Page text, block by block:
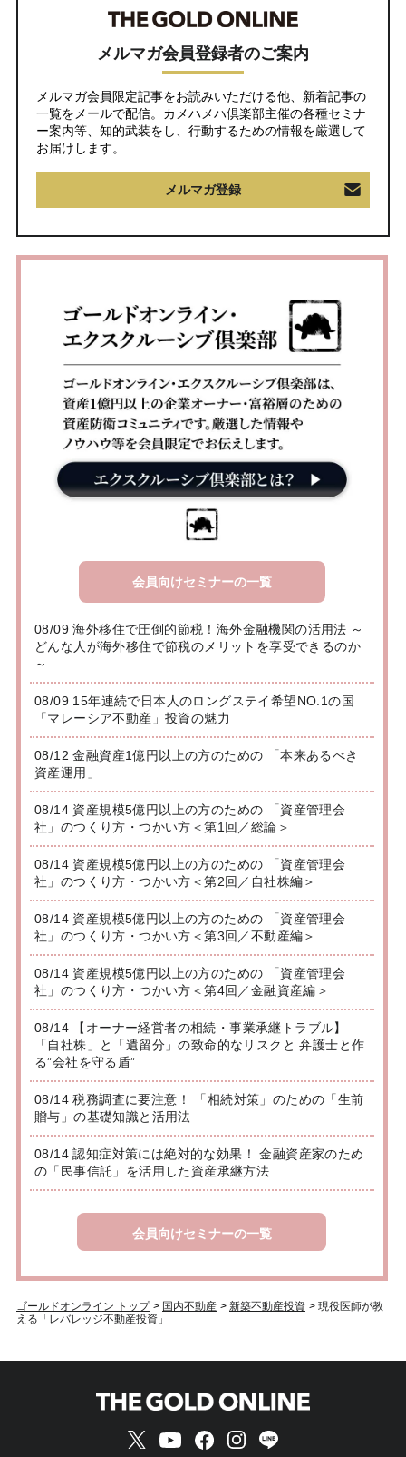
メルマガ会員登録者のご案内
メルマガ会員限定記事をお読みいただける他、新着記事の
一覧をメールで配信。カメハメハ倶楽部主催の各種セミナ
ー案内等、知的武装をし、行動するための情報を厳選して
お届けします。
メルマガ登録
会員向けセミナーの一覧
08/09 海外移住で圧倒的節税！海外金融機関の活用法 ～
どんな人が海外移住で節税のメリットを享受できるのか
～
08/09 15年連続で日本人のロングステイ希望NO.1の国
「マレーシア不動産」投資の魅力
08/12 金融資産1億円以上の方のための 「本来あるべき
資産運用」
08/14 資産規模5億円以上の方のための 「資産管理会
社」のつくり方・つかい方＜第1回／総論＞
08/14 資産規模5億円以上の方のための 「資産管理会
社」のつくり方・つかい方＜第2回／自社株編＞
08/14 資産規模5億円以上の方のための 「資産管理会
社」のつくり方・つかい方＜第3回／不動産編＞
08/14 資産規模5億円以上の方のための 「資産管理会
社」のつくり方・つかい方＜第4回／金融資産編＞
08/14 【オーナー経営者の相続・事業承継トラブル】
「自社株」と「遺留分」の致命的なリスクと 弁護士と作
る”会社を守る盾”
08/14 税務調査に要注意！ 「相続対策」のための「生前
贈与」の基礎知識と活用法
08/14 認知症対策には絶対的な効果！ 金融資産家のため
の「民事信託」を活用した資産承継方法
会員向けセミナーの一覧
ゴールドオンライン トップ > 国内不動産 > 新築不動産投資 > 現役医師が教
える「レバレッジ不動産投資」